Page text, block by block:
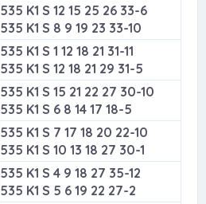
535 K1 S 12 15 25 26 33-6
535 K1 S 8 9 19 23 33-10
535 K1 S 1 12 18 21 31-11
535 K1 S 12 18 21 29 31-5
535 K1 S 15 21 22 27 30-10
535 K1 S 6 8 14 17 18-5
535 K1 S 7 17 18 20 22-10
535 K1 S 10 13 18 27 30-1
535 K1 S 4 9 18 27 35-12
535 K1 S 5 6 19 22 27-2